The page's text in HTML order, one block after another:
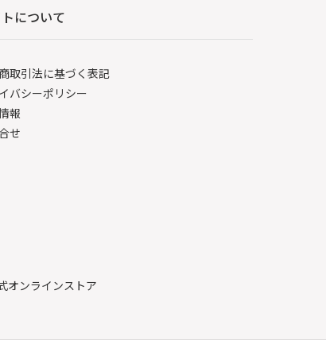
について
取引法に基づく表記
バシーポリシー
報
せ
オンラインストア